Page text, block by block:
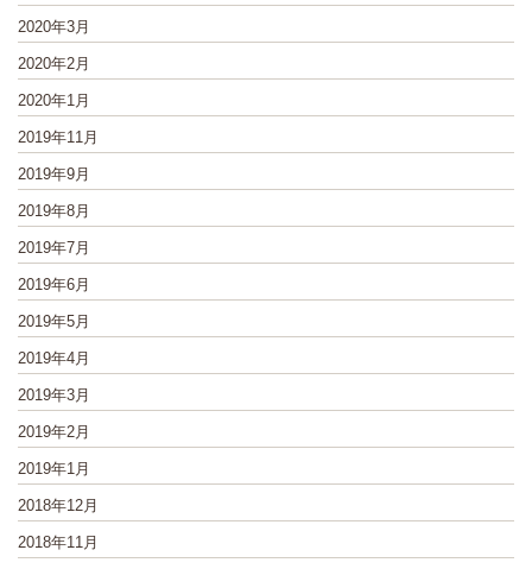
2020年3月
2020年2月
2020年1月
2019年11月
2019年9月
2019年8月
2019年7月
2019年6月
2019年5月
2019年4月
2019年3月
2019年2月
2019年1月
2018年12月
2018年11月